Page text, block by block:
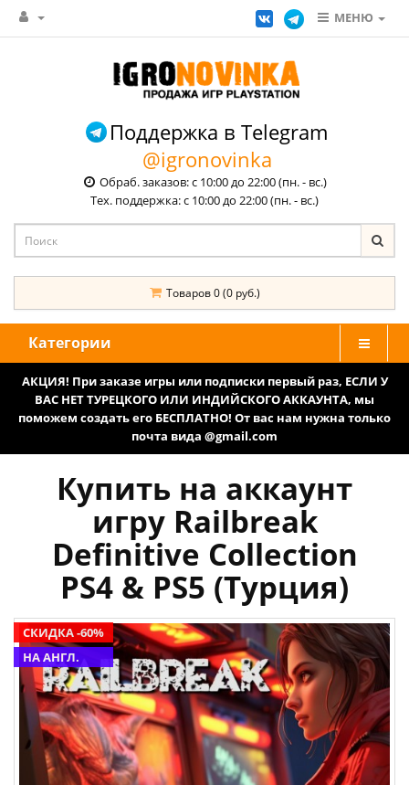
МЕНЮ
Поддержка в Telegram
@igronovinka
Обраб. заказов: с 10:00 до 22:00 (пн. - вс.)
Тех. поддержка: с 10:00 до 22:00 (пн. - вс.)
Товаров 0 (0 руб.)
Категории
АКЦИЯ! При заказе игры или подписки первый раз, ЕСЛИ У
ВАС НЕТ ТУРЕЦКОГО ИЛИ ИНДИЙСКОГО АККАУНТА, мы
поможем создать его БЕСПЛАТНО! От вас нам нужна только
почта вида @gmail.com
Купить на аккаунт
игру Railbreak
Definitive Collection
PS4 & PS5 (Турция)
СКИДКА -60%
НА АНГЛ.